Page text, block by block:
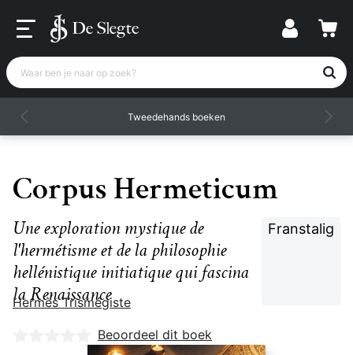
Waar ben je naar op zoek?
Tweedehands boeken
Corpus Hermeticum
Une exploration mystique de
l'hermétisme et de la philosophie
hellénistique initiatique qui fascina
la Renaissance
Franstalig
Hermès Trismégiste
Nog geen beoordelingen
Beoordeel dit boek